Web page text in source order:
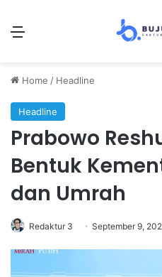
Menu
Home / Headline
Headline
Prabowo
Bentuk
dan Umrah
Redaktur 3 September 9,